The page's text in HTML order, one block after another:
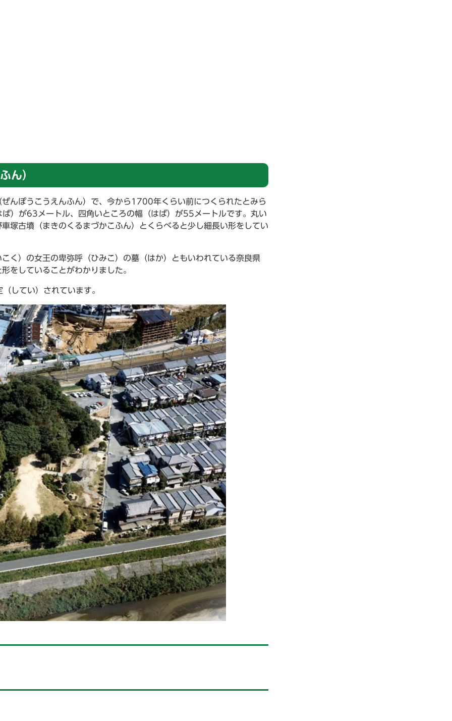
ん）
んぽうこうえんふん）で、今から1700年くらい前につくられたとみら
）が63メートル、四角いところの幅（はば）が55メートルです。丸い
塚古墳（まきのくるまづかこふん）とくらべると少し細長い形をしてい
く）の女王の卑弥呼（ひみこ）の墓（はか）ともいわれている奈良県
をしていることがわかりました。
してい）されています。